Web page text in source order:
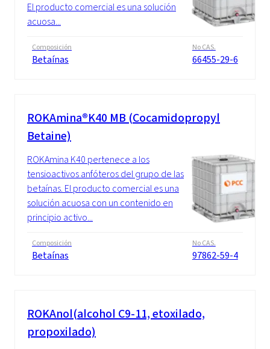
El producto comercial es una solución
acuosa...
Composición
Betaínas
No CAS.
66455-29-6
ROKAmina®K40 MB (Cocamidopropyl
Betaine)
ROKAmina K40 pertenece a los
tensioactivos anfóteros del grupo de las
betaínas. El producto comercial es una
solución acuosa con un contenido en
principio activo...
Composición
Betaínas
No CAS.
97862-59-4
ROKAnol(alcohol C9-11, etoxilado,
propoxilado)